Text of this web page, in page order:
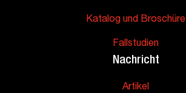
Katalog und Broschüre
Fallstudien
Nachricht
Artikel